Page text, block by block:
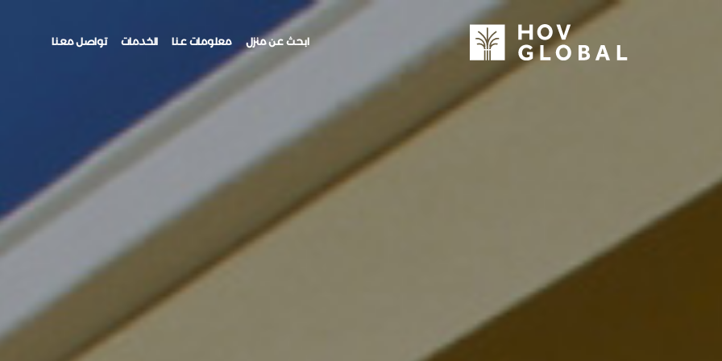
ابحث عن منزل معلومات عنا الخدمات تواصل معنا